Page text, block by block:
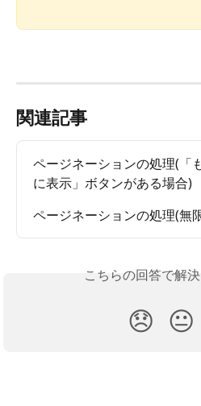
関連記事
ページネーションの処理(「
に表示」ボタンがある場合)
ページネーションの処理(無
こちらの回答で解
😞 😐